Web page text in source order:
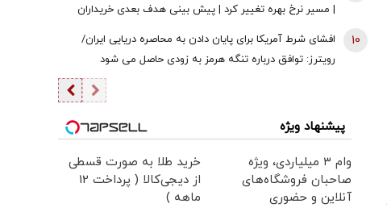
| مسیر نرخ بهره تغییر کرد | پیش بینی هدف بعدی خریداران
افشای شرط آمریکا برای پایان دادن به محاصره دریایی ایران/
رویترز: توافق درباره تنگه هرمز به زودی حاصل می شود
10
پیشنهاد ویژه
وام ۳ میلیاردی، ویژه
صاحبان فروشگاه‌های
آنلاین و حضوری
خرید طلا به صورت قسطی
از دیجی‌کالا ( پرداخت 12
ماهه )